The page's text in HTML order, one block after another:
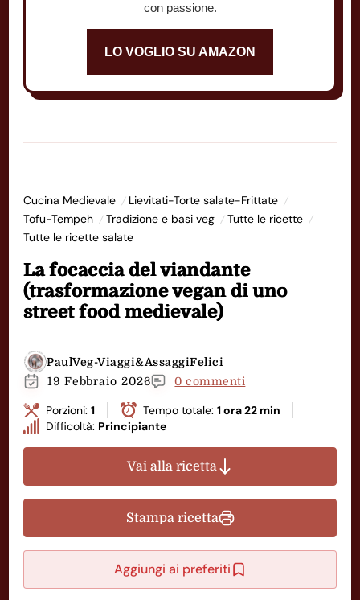
con passione.
LO VOGLIO SU AMAZON
Cucina Medievale
Lievitati-Torte salate-Frittate
Tofu-Tempeh
Tradizione e basi veg
Tutte le ricette
Tutte le ricette salate
La focaccia del viandante
(trasformazione vegan di uno
street food medievale)
PaulVeg-Viaggi&AssaggiFelici
19 Febbraio 2026
0 commenti
Porzioni: 1 Tempo totale: 1 ora 22 min
Difficoltà: Principiante
Vai alla ricetta
Stampa ricetta
Aggiungi ai preferiti